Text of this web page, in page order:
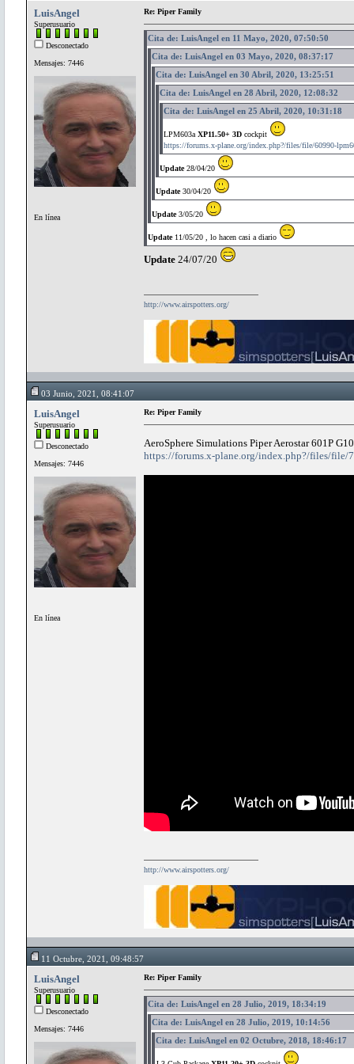
LuisAngel
Superusuario
Desconectado
Mensajes: 7446
En línea
Re: Piper Family
Cita de: LuisAngel en 11 Mayo, 2020, 07:50:50
Cita de: LuisAngel en 03 Mayo, 2020, 08:37:17
Cita de: LuisAngel en 30 Abril, 2020, 13:25:51
Cita de: LuisAngel en 28 Abril, 2020, 12:08:32
Cita de: LuisAngel en 25 Abril, 2020, 10:31:18
LPM603a XP11.50+ 3D cockpit
https://forums.x-plane.org/index.php?/files/file/60990-
Update28/04/20
Update30/04/20
Update3/05/20
Update11/05/20 , lo hacen casi a diario
Update 24/07/20
http://www.airspotters.org/
03 Junio, 2021, 08:41:07
LuisAngel
Superusuario
Desconectado
Mensajes: 7446
En línea
Re: Piper Family
AeroSphere Simulations Piper Aerostar 601P
https://forums.x-plane.org/index.php?/files/file/
http://www.airspotters.org/
11 Octubre, 2021, 09:48:57
LuisAngel
Superusuario
Desconectado
Mensajes: 7446
Re: Piper Family
Cita de: LuisAngel en 28 Julio, 2019, 18:34:19
Cita de: LuisAngel en 28 Julio, 2019, 10:14:56
Cita de: LuisAngel en 02 Octubre, 2018, 18:46:17